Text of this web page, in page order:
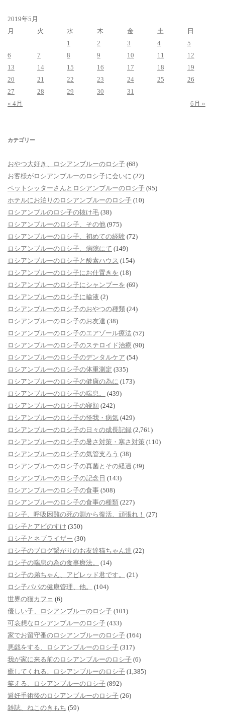
2019年5月
月
火 水 木 金 土
日
1
2 3 4
5
6
7 8 9 10 11
12
13
14 15 16 17 18
19
20
21 22 23 24 25
26
27
28 29 30
31
« 4月
6月 »
カテゴリー
おやつ大好き、ロシアンブルーのロシ子 (68)
お客様がロシアンブルーのロシ子に会いに (22)
ペットシッターさんとロシアンブルーのロシ子 (95)
ホテルにお泊りのロシアンブルーのロシ子 (10)
ロシアンブルのロシ子の抜け毛 (38)
ロシアンブルーのロシ子、その他 (975)
ロシアンブルーのロシ子、初めての経験 (72)
ロシアンブルーのロシ子、病院にて (149)
ロシアンブルーのロシ子と酸素ハウス (154)
ロシアンブルーのロシ子にお仕置きを (18)
ロシアンブルーのロシ子にシャンプーを (69)
ロシアンブルーのロシ子に輸液 (2)
ロシアンブルーのロシ子のおやつの種類 (24)
ロシアンブルーのロシ子のお友達 (38)
ロシアンブルーのロシ子のエアゾール療法 (52)
ロシアンブルーのロシ子のステロイド治療 (90)
ロシアンブルーのロシ子のデンタルケア (54)
ロシアンブルーのロシ子の体重測定 (335)
ロシアンブルーのロシ子の健康の為に (173)
ロシアンブルーのロシ子の喘息。
(439)
ロシアンブルーのロシ子の寝顔 (242)
ロシアンブルーのロシ子の怪我・病気 (429)
ロシアンブルーのロシ子の日々の成長記録 (2,761)
ロシアンブルーのロシ子の暑さ対策・寒さ対策 (110)
ロシアンブルーのロシ子の気管支ろう (38)
ロシアンブルーのロシ子の真菌とその経過 (39)
ロシアンブルーのロシ子の記念日 (143)
ロシアンブルーのロシ子の食事 (508)
ロシアンブルーのロシ子の食事の種類 (227)
ロシ子、呼吸困難の死の淵から復活、頑張れ！ (27)
ロシ子とアビのすけ (350)
ロシ子とネブライザー (30)
ロシ子のブログ繋がりのお友達猫ちゃん達 (22)
ロシ子の喘息の為の食事療法。
(14)
ロシ子の弟ちゃん、アビレッド君です。
(21)
ロシ子パパの健康管理、他。
(104)
世界の猫カフェ (6)
優しい子、ロシアンブルーのロシ子 (101)
可哀想なロシアンブルーのロシ子 (433)
家でお留守番のロシアンブルーのロシ子 (164)
悪戯をする、ロシアンブルーのロシ子 (317)
我が家に来る前のロシアンブルーのロシ子 (6)
癒してくれる、ロシアンブルーのロシ子 (1,385)
笑える、ロシアンブルーのロシ子 (892)
避妊手術後のロシアンブルーのロシ子 (26)
雑誌、ねこのきもち (59)